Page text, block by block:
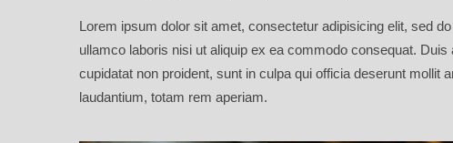
Lorem ipsum dolor sit amet, consectetur adipisicing elit, sed
ullamco laboris nisi ut aliquip ex ea commodo consequat.
cupidatat non proident, sunt in culpa qui officia deserunt
laudantium, totam rem aperiam.